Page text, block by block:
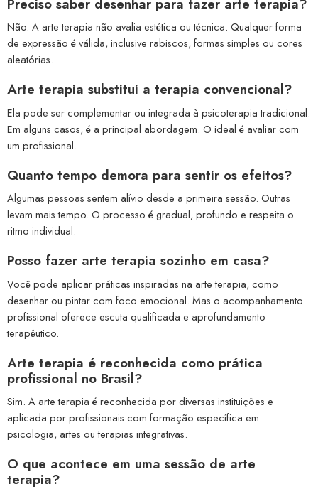
Não. A arte terapia não avalia estética ou técnica. Qualquer forma
de expressão é válida, inclusive rabiscos, formas simples ou cores
aleatórias.
Arte terapia substitui a terapia convencional?
Ela pode ser complementar ou integrada à psicoterapia tradicional.
Em alguns casos, é a principal abordagem. O ideal é avaliar com
um profissional.
Quanto tempo demora para sentir os efeitos?
Algumas pessoas sentem alívio desde a primeira sessão. Outras
levam mais tempo. O processo é gradual, profundo e respeita o
ritmo individual.
Posso fazer arte terapia sozinho em casa?
Você pode aplicar práticas inspiradas na arte terapia, como
desenhar ou pintar com foco emocional. Mas o acompanhamento
profissional oferece escuta qualificada e aprofundamento
terapêutico.
Arte terapia é reconhecida como prática
profissional no Brasil?
Sim. A arte terapia é reconhecida por diversas instituições e
aplicada por profissionais com formação específica em
psicologia, artes ou terapias integrativas.
O que acontece em uma sessão de arte
terapia?